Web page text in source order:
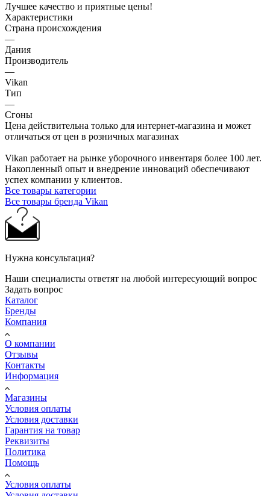
Лучшее качество и приятные цены!
Характеристики
Страна происхождения
—
Дания
Производитель
—
Vikan
Тип
—
Сгоны
Цена действительна только для интернет-магазина и может
отличаться от цен в розничных магазинах
Vikan работает на рынке уборочного инвентаря более 100 лет.
Накопленный опыт и внедрение инноваций обеспечивают
успех компании у клиентов.
Все товары категории
Все товары бренда Vikan
Нужна консультация?
Наши специалисты ответят на любой интересующий вопрос
Задать вопрос
Каталог
Бренды
Компания
О компании
Отзывы
Контакты
Информация
Магазины
Условия оплаты
Условия доставки
Гарантия на товар
Реквизиты
Политика
Помощь
Условия оплаты